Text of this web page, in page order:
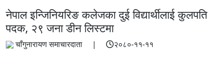
नेपाल इन्जिनियरिङ कलेजका दुई विद्यार्थीलाई कुलपति
पदक, २९ जना डीन लिस्टमा
चाँगुनारायण समाचारदाता | २०८०-११-११